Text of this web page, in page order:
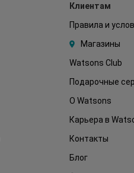
Клиентам
Правила и
Магазины
Watsons Club
Подарочные
О Watsons
Карьера в
Контакты
Блог